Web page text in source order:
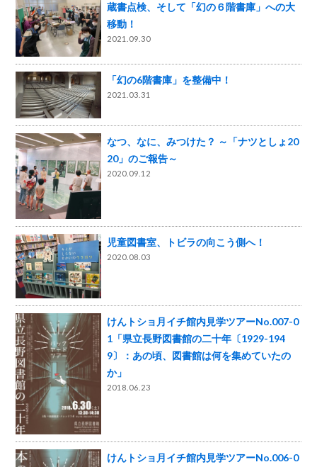
蔵書点検、そして「幻の６階書庫」への大
移動！
2021.09.30
「幻の6階書庫」を整備中！
2021.03.31
なつ、なに、みつけた？ ～「ナツとしょ20
20」のご報告～
2020.09.12
児童図書室、トビラの向こう側へ！
2020.08.03
けんトショ月イチ館内見学ツアーNo.007-0
1「県立長野図書館の二十年〔1929-194
9〕：あの頃、図書館は何を集めていたの
か」
2018.06.23
けんトショ月イチ館内見学ツアーNo.006-0